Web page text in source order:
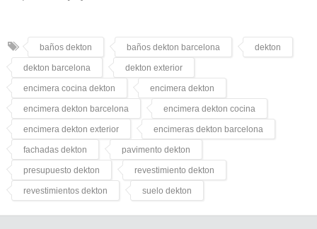
baños dekton baños dekton barcelona dekton
dekton barcelona dekton exterior
encimera cocina dekton encimera dekton
encimera dekton barcelona encimera dekton cocina
encimera dekton exterior encimeras dekton barcelona
fachadas dekton pavimento dekton
presupuesto dekton revestimiento dekton
revestimientos dekton suelo dekton